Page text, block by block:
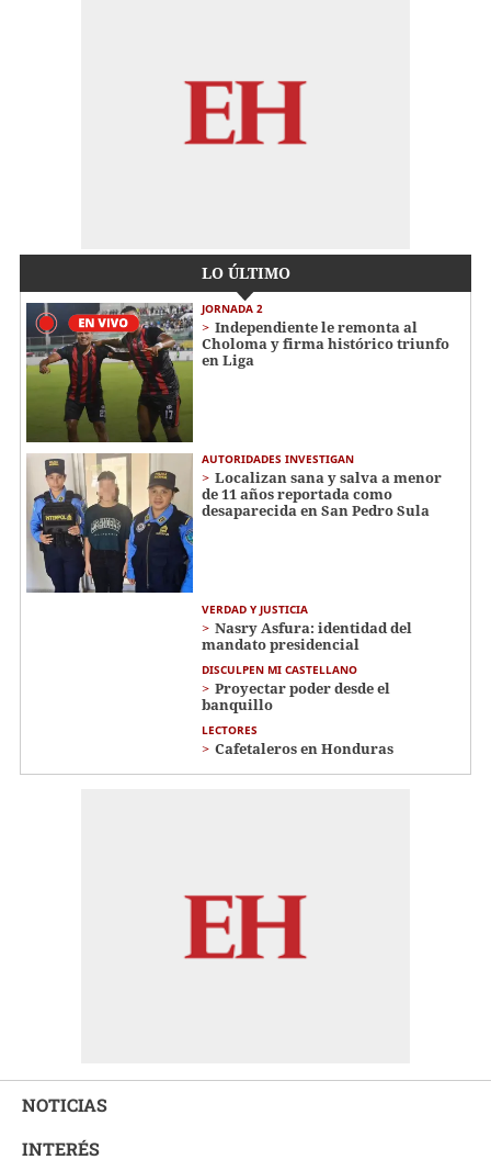
LO ÚLTIMO
JORNADA 2
Independiente le remonta al
Choloma y firma histórico triunfo
en Liga
AUTORIDADES INVESTIGAN
Localizan sana y salva a menor
de 11 años reportada como
desaparecida en San Pedro Sula
VERDAD Y JUSTICIA
Nasry Asfura: identidad del
mandato presidencial
DISCULPEN MI CASTELLANO
Proyectar poder desde el
banquillo
LECTORES
Cafetaleros en Honduras
NOTICIAS
INTERÉS